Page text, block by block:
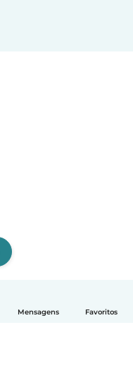
Mensagens Favoritos